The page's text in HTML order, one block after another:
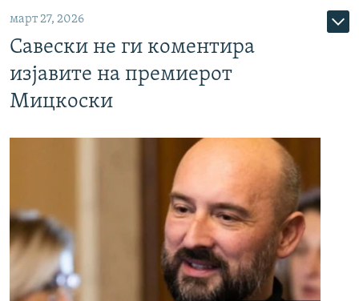
март 27, 2026
Савески не ги коментира
изјавите на премиерот
Мицкоски